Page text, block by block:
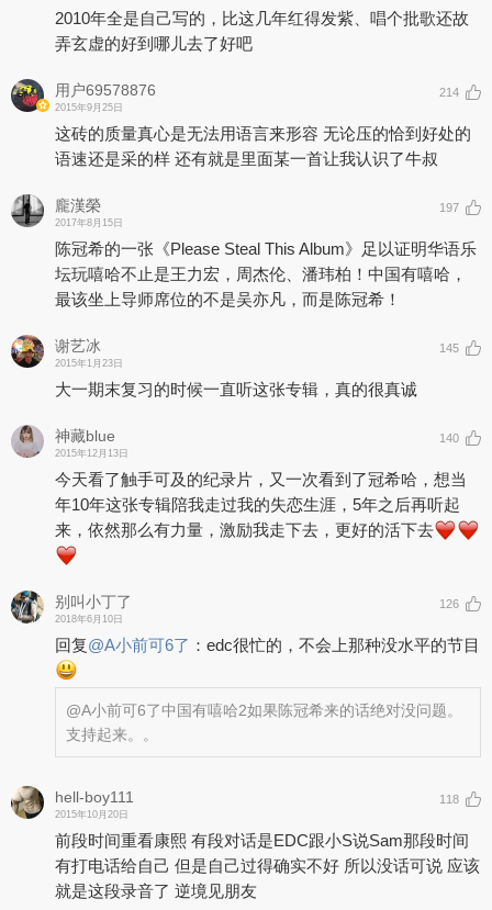
2010年全是自己写的，比这几年红得发紫、唱个批歌还故
弄玄虚的好到哪儿去了好吧
用户69578876
2015年9月25日
214
这砖的质量真心是无法用语言来形容 无论压的恰到好处的
语速还是采的样 还有就是里面某一首让我认识了牛叔
龐漢榮
2017年8月15日
197
陈冠希的一张《Please Steal This Album》足以证明华语乐
坛玩嘻哈不止是王力宏，周杰伦、潘玮柏！中国有嘻哈，
最该坐上导师席位的不是吴亦凡，而是陈冠希！
谢艺冰
2015年1月23日
145
大一期末复习的时候一直听这张专辑，真的很真诚
神藏blue
2015年12月13日
140
今天看了触手可及的纪录片，又一次看到了冠希哈，想当
年10年这张专辑陪我走过我的失恋生涯，5年之后再听起
来，依然那么有力量，激励我走下去，更好的活下去
别叫小丁了
2018年6月10日
126
回复@A小前可6了 ： edc很忙的，不会上那种没水平的节目
@A小前可6了中国有嘻哈2如果陈冠希来的话绝对没问题。
支持起来。。
hell-boy111
2015年10月20日
118
前段时间重看康熙 有段对话是EDC跟小S说Sam那段时间
有打电话给自己 但是自己过得确实不好 所以没话可说 应该
就是这段录音了 逆境见朋友